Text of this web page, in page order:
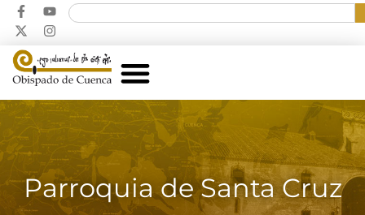
Parroquia de Santa Cruz